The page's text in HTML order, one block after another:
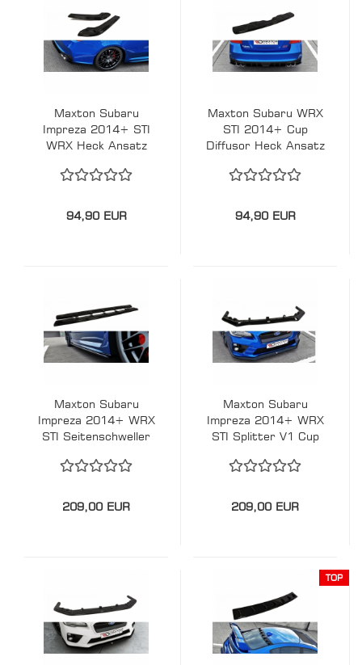
Maxton Subaru
Impreza 2014+ STI
WRX Heck Ansatz
94,90 EUR
Maxton Subaru WRX
STI 2014+ Cup
Diffusor Heck Ansatz
94,90 EUR
Maxton Subaru
Impreza 2014+ WRX
STI Seitenschweller
209,00 EUR
Maxton Subaru
Impreza 2014+ WRX
STI Splitter V1 Cup
209,00 EUR
TOP